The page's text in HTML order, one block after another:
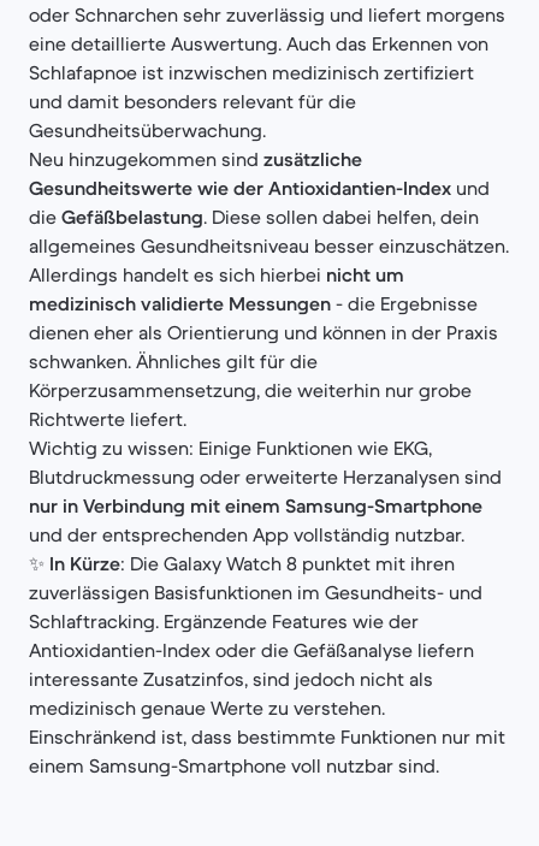
oder Schnarchen sehr zuverlässig und liefert morgens
eine detaillierte Auswertung. Auch das Erkennen von
Schlafapnoe ist inzwischen medizinisch zertifiziert
und damit besonders relevant für die
Gesundheitsüberwachung.
Neu hinzugekommen sind zusätzliche
Gesundheitswerte wie der Antioxidantien-Index und
die Gefäßbelastung. Diese sollen dabei helfen, dein
allgemeines Gesundheitsniveau besser einzuschätzen.
Allerdings handelt es sich hierbei nicht um
medizinisch validierte Messungen - die Ergebnisse
dienen eher als Orientierung und können in der Praxis
schwanken. Ähnliches gilt für die
Körperzusammensetzung, die weiterhin nur grobe
Richtwerte liefert.
Wichtig zu wissen: Einige Funktionen wie EKG,
Blutdruckmessung oder erweiterte Herzanalysen sind
nur in Verbindung mit einem Samsung-Smartphone
und der entsprechenden App vollständig nutzbar.
✨ In Kürze: Die Galaxy Watch 8 punktet mit ihren
zuverlässigen Basisfunktionen im Gesundheits- und
Schlaftracking. Ergänzende Features wie der
Antioxidantien-Index oder die Gefäßanalyse liefern
interessante Zusatzinfos, sind jedoch nicht als
medizinisch genaue Werte zu verstehen.
Einschränkend ist, dass bestimmte Funktionen nur mit
einem Samsung-Smartphone voll nutzbar sind.